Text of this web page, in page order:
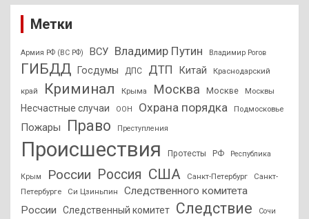
Метки
Армия РФ (ВС РФ) ВСУ Владимир Путин Владимир Рогов
ГИБДД Госдумы ДПС ДТП Китай Краснодарский
край Криминал Крыма Москва Москве Москвы
Несчастные случаи ООН Охрана порядка Подмосковье
Пожары Право Преступления
Происшествия Протесты РФ Республика
Крым России Россия США Санкт-Петербург
Санкт-
Петербурге
Си Цзиньпин
Следственного комитета
России
Следственный комитет Следствие Сочи